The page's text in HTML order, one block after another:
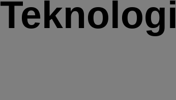
Teknologi